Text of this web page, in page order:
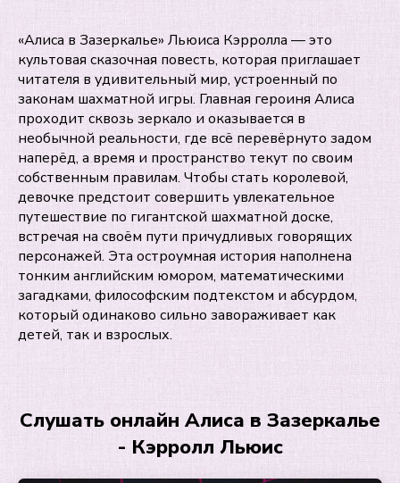
«Алиса в Зазеркалье» Льюиса Кэрролла — это
культовая сказочная повесть, которая приглашает
читателя в удивительный мир, устроенный по
законам шахматной игры. Главная героиня Алиса
проходит сквозь зеркало и оказывается в
необычной реальности, где всё перевёрнуто задом
наперёд, а время и пространство текут по своим
собственным правилам. Чтобы стать королевой,
девочке предстоит совершить увлекательное
путешествие по гигантской шахматной доске,
встречая на своём пути причудливых говорящих
персонажей. Эта остроумная история наполнена
тонким английским юмором, математическими
загадками, философским подтекстом и абсурдом,
который одинаково сильно завораживает как
детей, так и взрослых.
Слушать онлайн Алиса в Зазеркалье
- Кэрролл Льюис